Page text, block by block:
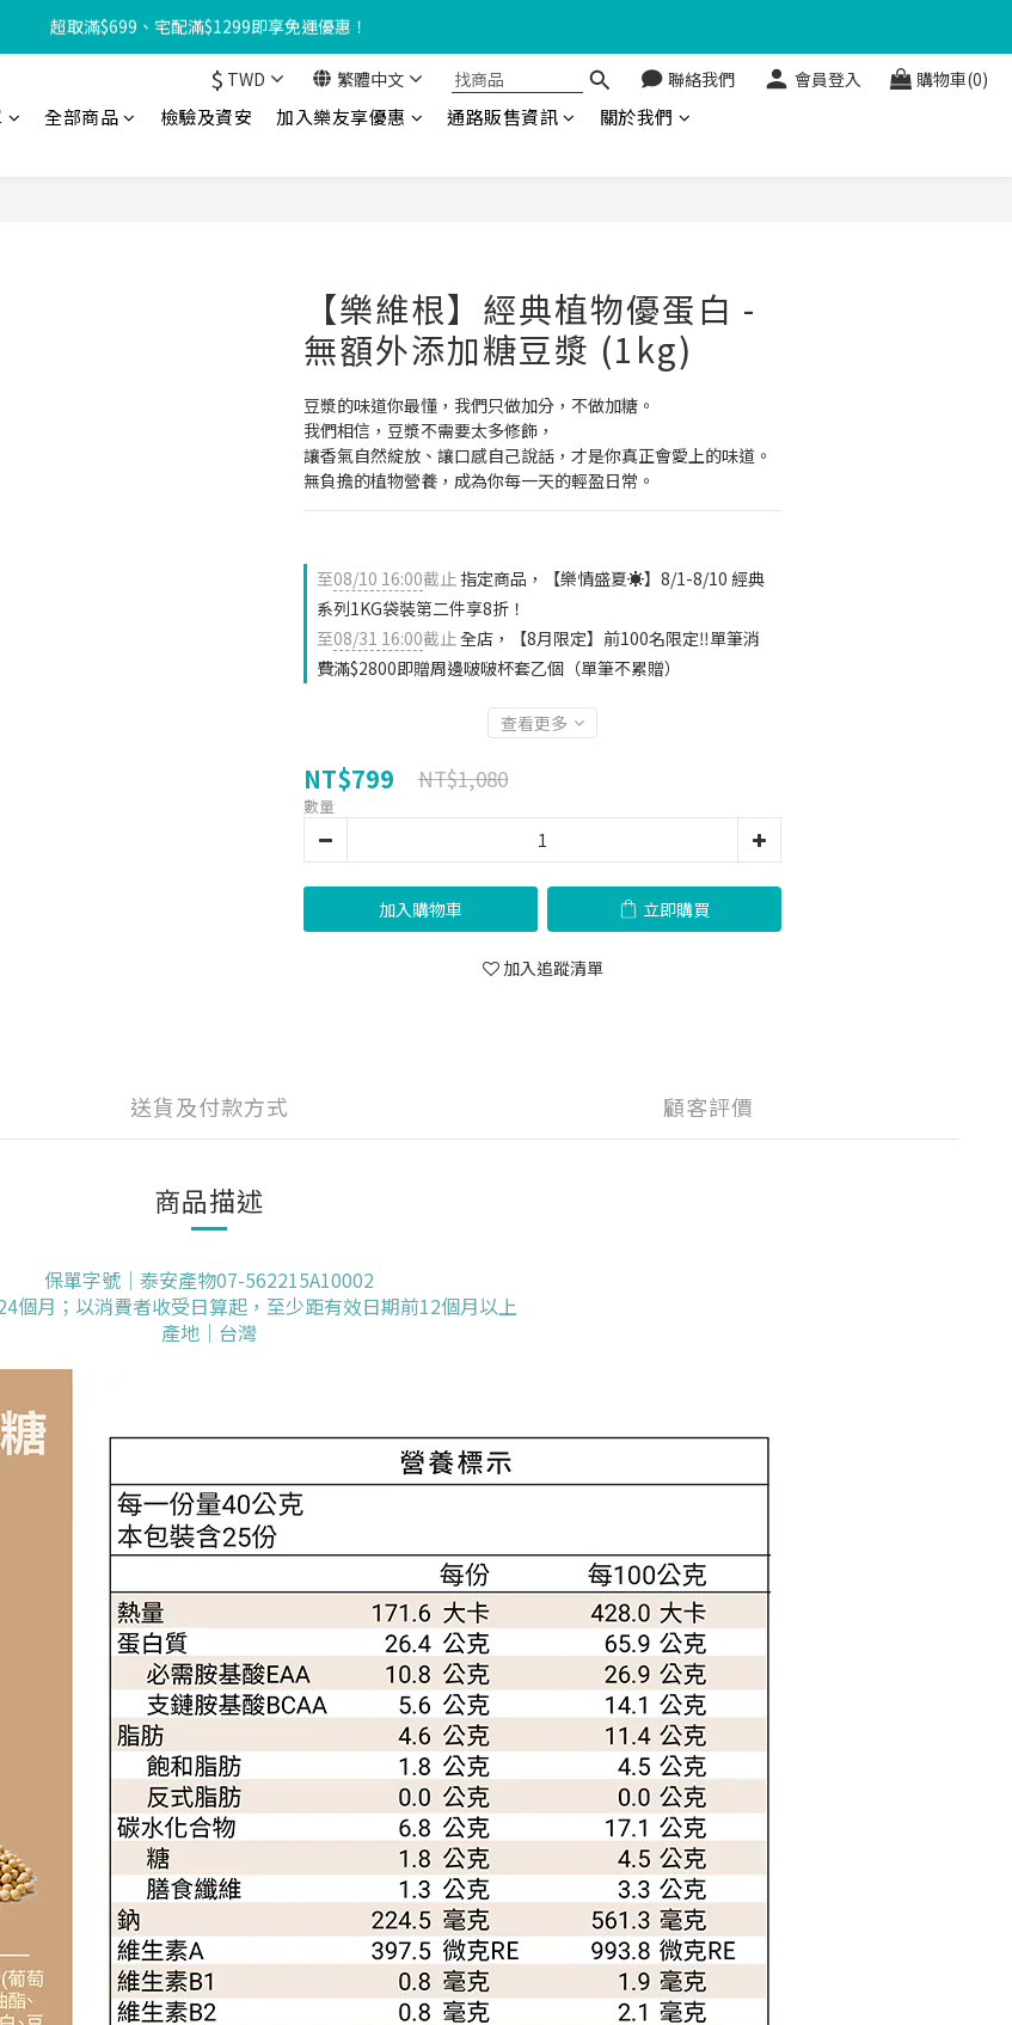
【8月限定⏰】玩遊戲換好禮🎁 豆豆夏令營 等你來報名‼️
惠‼️】現在加入會員立享入會禮金 $100，再享全館消費 2% 購物金回饋🤩
【8月限定⏰】玩遊戲換好禮🎁 豆豆夏令營 等你來報名‼️
$ TWD 繁體中文 聯絡我們 會員登入 購物車(0)
全部商品 檢驗及資安 加入樂友享優惠 通路販售資訊 關於我們
【樂維根】經典植物優蛋白 -
無額外添加糖豆漿 (1kg)
豆漿的味道你最懂，我們只做加分，不做加糖。
我們相信，豆漿不需要太多修飾，
讓香氣自然綻放、讓口感自己說話，才是你真正會愛上的味道。
無負擔的植物營養，成為你每一天的輕盈日常。
至08/10 16:00截止 指定商品，【樂情盛夏☀️】8/1-8/10 經典
系列1KG袋裝第二件享8折！
至08/31 16:00截止全店，【8月限定】前100名限定‼️單筆消
費滿$2800即贈周邊啵啵杯套乙個（單筆不累贈）
查看更多
NT$799 NT$1,080
數量
加入購物車 立即購買
加入追蹤清單
送貨及付款方式 顧客評價
商品描述
保單字號｜泰安產物07-562215A10002
個月；以消費者收受日算起，至少距有效日期前12個月以上
產地｜台灣